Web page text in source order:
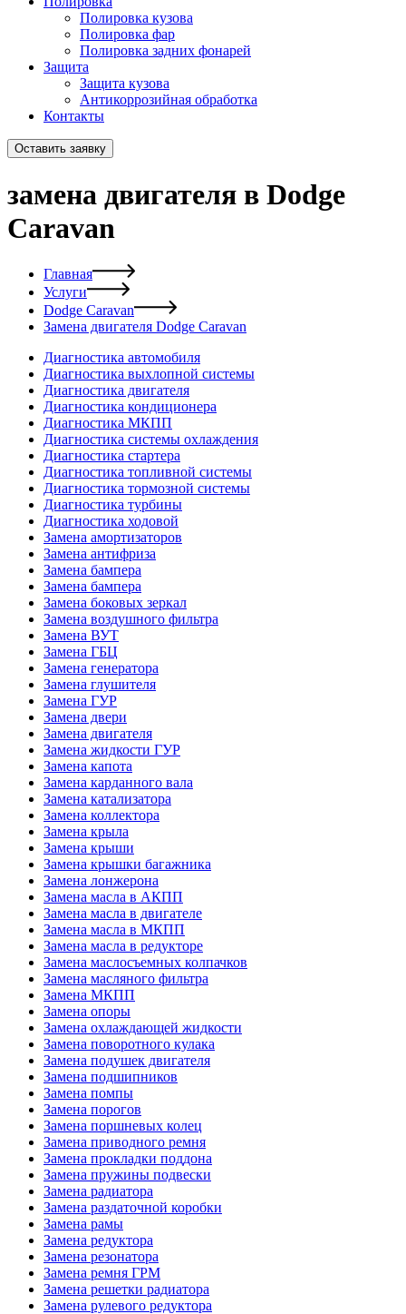
Полировка кузова
Полировка фар
Полировка задних фонарей
Защита
Защита кузова
Антикоррозийная обработка
Контакты
Оставить заявку
замена двигателя в Dodge
Caravan
Главная
Услуги
Dodge Caravan
Замена двигателя Dodge Caravan
Диагностика автомобиля
Диагностика выхлопной системы
Диагностика двигателя
Диагностика кондиционера
Диагностика МКПП
Диагностика системы охлаждения
Диагностика стартера
Диагностика топливной системы
Диагностика тормозной системы
Диагностика турбины
Диагностика ходовой
Замена амортизаторов
Замена антифриза
Замена бампера
Замена бампера
Замена боковых зеркал
Замена воздушного фильтра
Замена ВУТ
Замена ГБЦ
Замена генератора
Замена глушителя
Замена ГУР
Замена двери
Замена двигателя
Замена жидкости ГУР
Замена капота
Замена карданного вала
Замена катализатора
Замена коллектора
Замена крыла
Замена крыши
Замена крышки багажника
Замена лонжерона
Замена масла в АКПП
Замена масла в двигателе
Замена масла в МКПП
Замена масла в редукторе
Замена маслосъемных колпачков
Замена масляного фильтра
Замена МКПП
Замена опоры
Замена охлаждающей жидкости
Замена поворотного кулака
Замена подушек двигателя
Замена подшипников
Замена помпы
Замена порогов
Замена поршневых колец
Замена приводного ремня
Замена прокладки поддона
Замена пружины подвески
Замена радиатора
Замена раздаточной коробки
Замена рамы
Замена редуктора
Замена резонатора
Замена ремня ГРМ
Замена решетки радиатора
Замена рулевого редуктора